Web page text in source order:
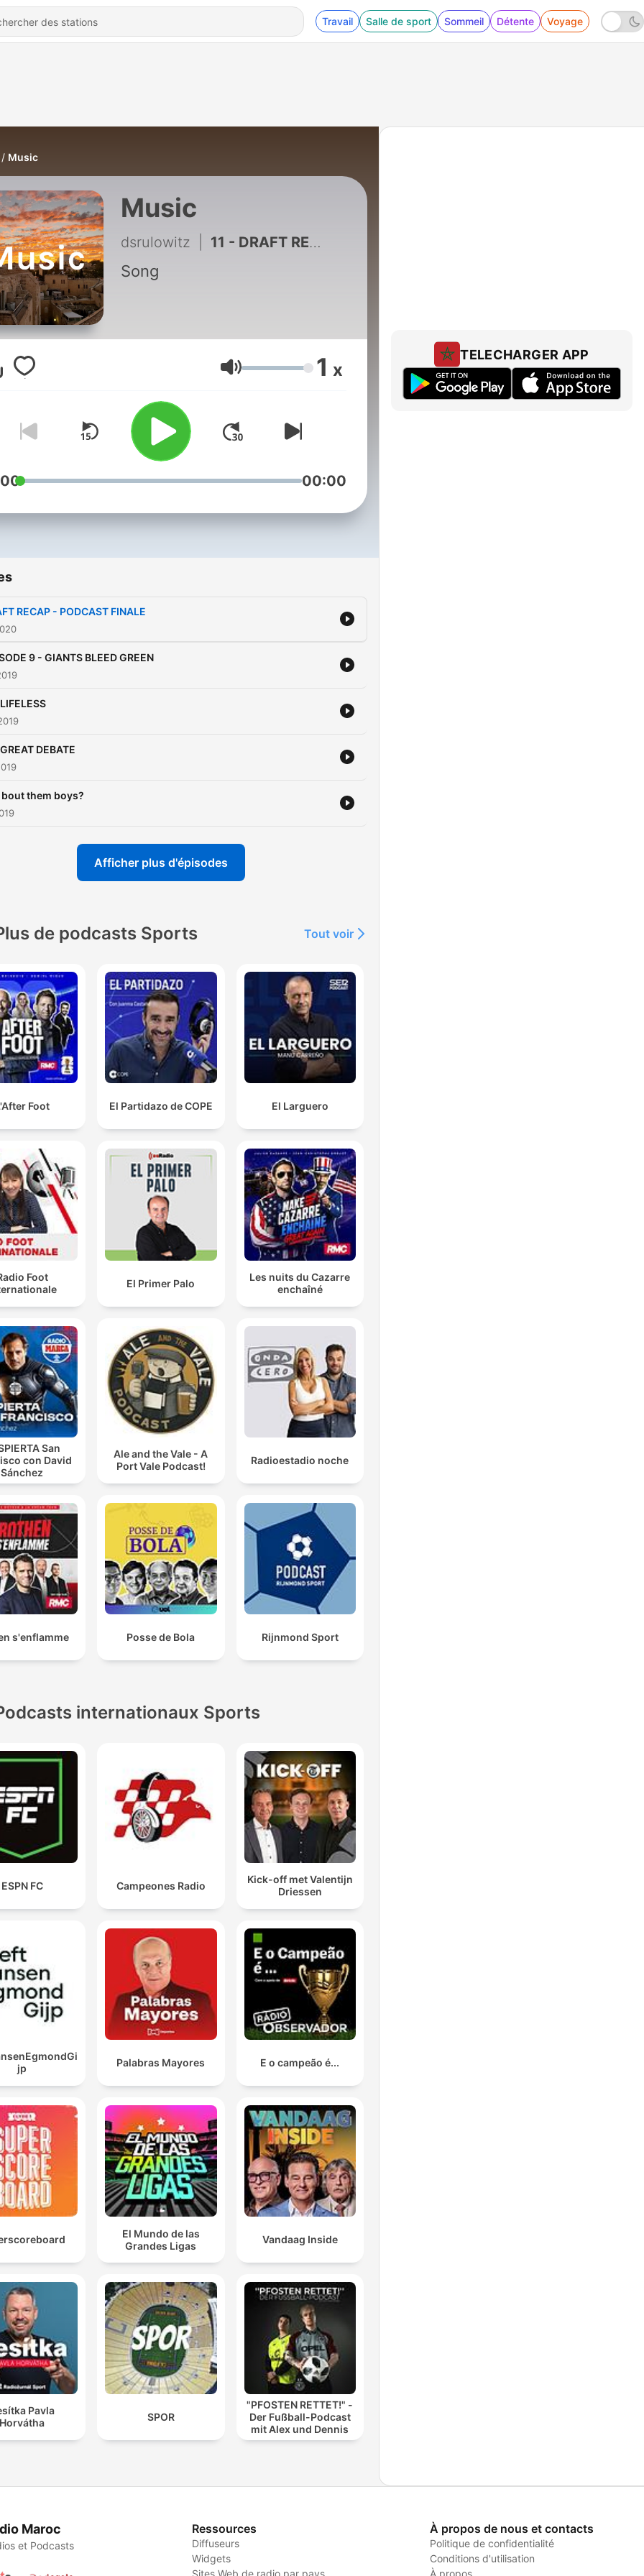
Travail Salle de sport Sommeil Détente Voyage
Music
Music
dsrulowitz 11 - DRAFT RECAP - PODCAST FINALE
Song
Volume 1 x
00:00
RECAP - PODCAST FINALE
9 - GIANTS BLEED GREEN
DEBATE
them boys?
Afficher plus d'épisodes
de podcasts Sports Tout voir
Foot El Partidazo de COPE El Larguero
Foot
El Primer Palo
Les nuits du Cazarre
enchaîné
San
con David
Sánchez
Ale and the Vale - A
Port Vale Podcast!
Radioestadio noche
s'enflamme Posse de Bola Rijnmond Sport
internationaux Sports
ESPN FC Campeones Radio
Kick-off met Valentijn
Driessen
jp
Palabras Mayores E o campeão é...
El Mundo de las
Grandes Ligas
Vandaag Inside
Pavla
Horvátha
SPOR
"PFOSTEN RETTET!" -
Der Fußball-Podcast
mit Alex und Dennis
TELECHARGER APP
Maroc
et Podcasts
Ressources
Diffuseurs
Widgets
Sites Web de radio par pays
À propos de nous et contacts
Politique de confidentialité
Conditions d'utilisation
À propos